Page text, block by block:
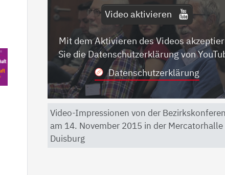
Video aktivieren
Mit dem Aktivieren des Videos
Sie die Datenschutzerklärung von
Datenschutzerklärung
Video-Impressionen von der
am 14. November 2015 in der Mercatorhalle
Duisburg